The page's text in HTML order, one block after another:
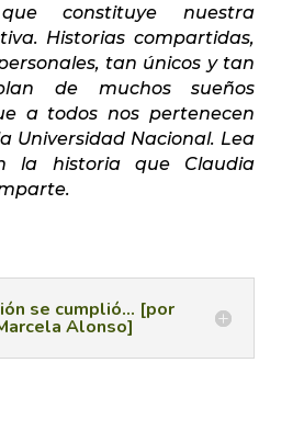
constituye nuestra
Historias compartidas,
tan únicos y tan
de muchos sueños
a todos nos pertenecen
Universidad Nacional. Lea
la historia que Claudia
se cumplió... [por
Alonso]